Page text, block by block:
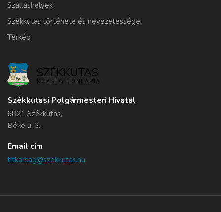
Szálláshelyek
Székkutas története és nevezetességei
Térkép
SZÉKKUTAS
KÖZSÉG HONLAPJA
Székkutasi Polgármesteri Hivatal
6821 Székkutas,
Béke u. 2.
Email cím
titkarsag@szekkutas.hu